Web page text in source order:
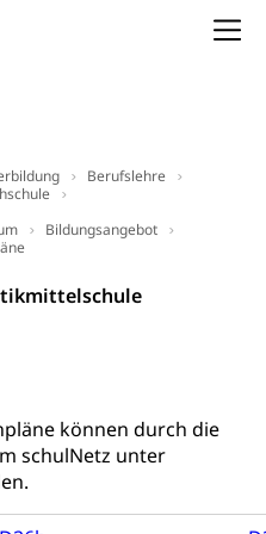
Berufslehre
Bildungsangebot
können durch die
schulNetz unter
- Wissenswertes
Luzern)
Projekte
Klima
und
Luzern unilu
Weiterbildung
Lehrvertrag,